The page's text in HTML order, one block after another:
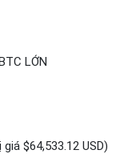
LỚN
$64,533.12 USD)